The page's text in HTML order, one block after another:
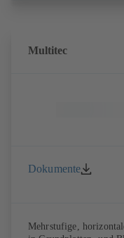
Multitec
Dokumente
Mehrstufige,